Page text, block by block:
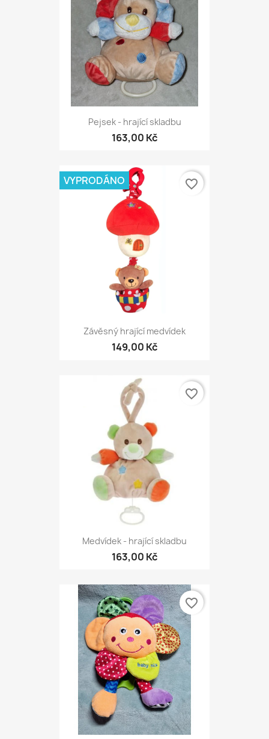
Pejsek - hrající skladbu
163,00 Kč
Závěsný hrající medvídek
149,00 Kč
VYPRODÁNO favorite_border
Medvídek - hrající skladbu
163,00 Kč
favorite_border
favorite_border